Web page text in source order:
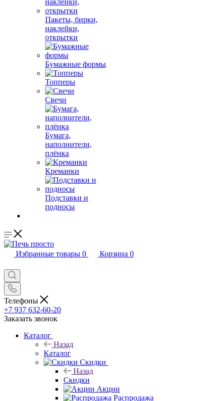
Пакеты, бирки,
наклейки,
открытки
Бумажные формы
Топперы
Свечи
Бумага,
наполнители,
плёнка
Креманки
Подставки и
подносы
Избранные товары 0 Корзина 0
Телефоны
+7 937 632-60-20
Заказать звонок
Каталог
Назад
Каталог
Скидки
Назад
Скидки
Акции
Распродажа